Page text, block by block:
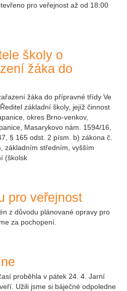
pro veřejnost až od 18:00
školy o
žáka do
žáka do přípravné třídy Ve
základní školy, jejíž činnost
okres Brno-venkov,
Masarykovo nám. 1594/16,
§ 165 odst. 2 písm. b) zákona č.
základním středním, vyšším
(školsk
pro veřejnost
z důvodu plánované opravy pro
za pochopení.
proběhla v pátek 24. 4. Jarní
Užili jsme si báječné odpoledne